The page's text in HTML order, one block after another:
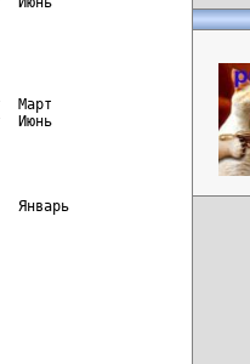
Март
Июнь
Январь